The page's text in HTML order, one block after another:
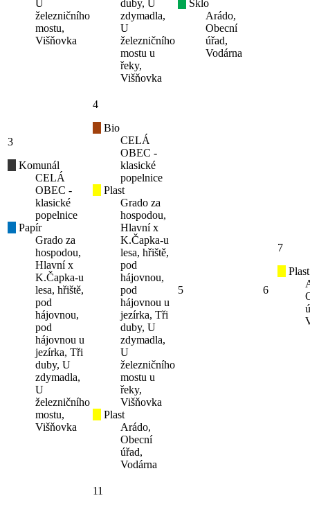
U
železničního
mostu,
Višňovka
duby, U
zdymadla,
U
železničního
mostu u
řeky,
Višňovka
Sklo
Arádo,
Obecní
úřad,
Vodárna
3
Komunál
CELÁ
OBEC -
klasické
popelnice
Papír
Grado za
hospodou,
Hlavní x
K.Čapka-u
lesa, hřiště,
pod
hájovnou,
pod
hájovnou u
jezírka, Tři
duby, U
zdymadla,
U
železničního
mostu,
Višňovka
4
Bio
CELÁ
OBEC -
klasické
popelnice
Plast
Grado za
hospodou,
Hlavní x
K.Čapka-u
lesa, hřiště,
pod
hájovnou,
pod
hájovnou u
jezírka, Tři
duby, U
zdymadla,
U
železničního
mostu u
řeky,
Višňovka
Plast
Arádo,
Obecní
úřad,
Vodárna
5 6
7
Plast
11